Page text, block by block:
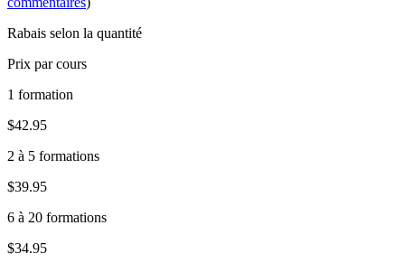
Rabais selon la quantité
Prix par cours
1 formation
$42.95
2 à 5 formations
$39.95
6 à 20 formations
$34.95